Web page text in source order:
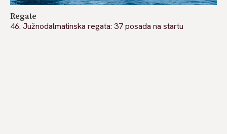
Regate
46. Južnodalmatinska regata: 37 posada na startu